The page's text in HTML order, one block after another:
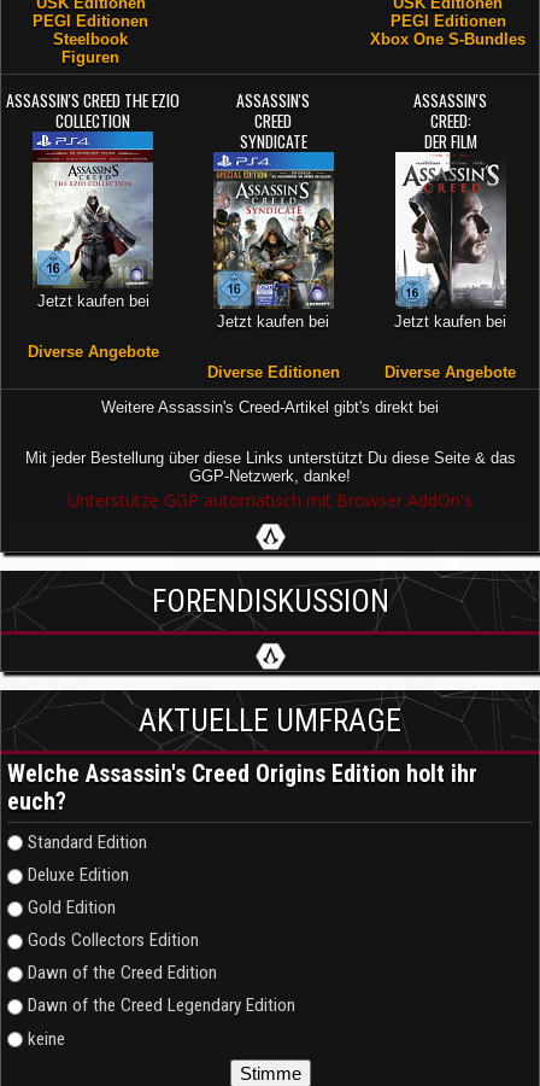
PEGI Editionen
Steelbook
Figuren
PEGI Editionen
Xbox One S-Bundles
ASSASSIN'S CREED THE EZIO
COLLECTION
Jetzt kaufen bei
Diverse Angebote
ASSASSIN'S
CREED
SYNDICATE
Jetzt kaufen bei
Diverse Editionen
ASSASSIN'S
CREED:
DER FILM
Jetzt kaufen bei
Diverse Angebote
Weitere Assassin's Creed-Artikel gibt's direkt bei
Mit jeder Bestellung über diese Links unterstützt Du diese Seite & das
GGP-Netzwerk, danke!
Unterstütze GGP automatisch mit Browser AddOn's
FORENDISKUSSION
AKTUELLE UMFRAGE
Welche Assassin's Creed Origins Edition holt ihr
euch?
Auswahlmöglichkeiten
Standard Edition
Deluxe Edition
Gold Edition
Gods Collectors Edition
Dawn of the Creed Edition
Dawn of the Creed Legendary Edition
keine